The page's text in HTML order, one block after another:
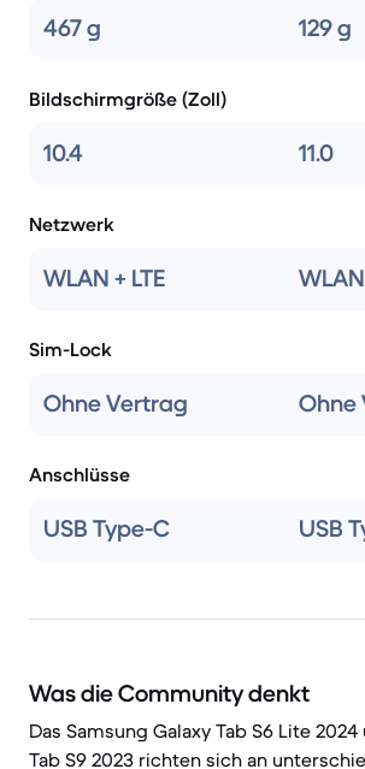
467 g 129 g
Bildschirmgröße (Zoll)
10.4 11.0
Netzwerk
WLAN + LTE WLAN
Sim-Lock
Ohne Vertrag Ohne
Anschlüsse
USB Type-C USB
Was die Community denkt
Das Samsung Galaxy Tab S6 Lite
Tab S9 2023 richten sich an